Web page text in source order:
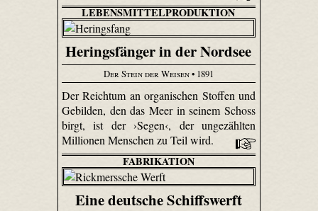
LEBENSMITTELPRODUKTION
Heringsfänger in der Nordsee
Der Stein der Weisen• 1891
Der Reichtum an organischen Stoffen und
Gebilden, den das Meer in seinem Schoss
birgt, ist der ›Segen‹, der ungezählten
Millionen Menschen zu Teil wird.
FABRIKATION
Eine deutsche Schiffswerft